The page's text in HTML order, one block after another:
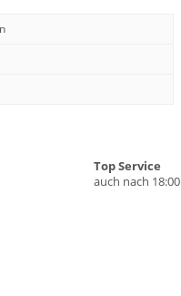
Top Service
auch nach 18:00